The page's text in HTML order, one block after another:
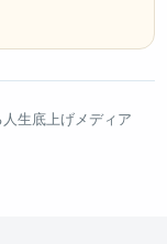
生底上げメディア